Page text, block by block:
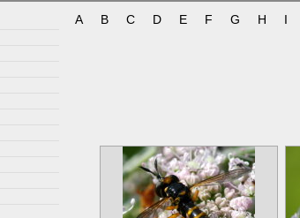
A B C D E F G H I